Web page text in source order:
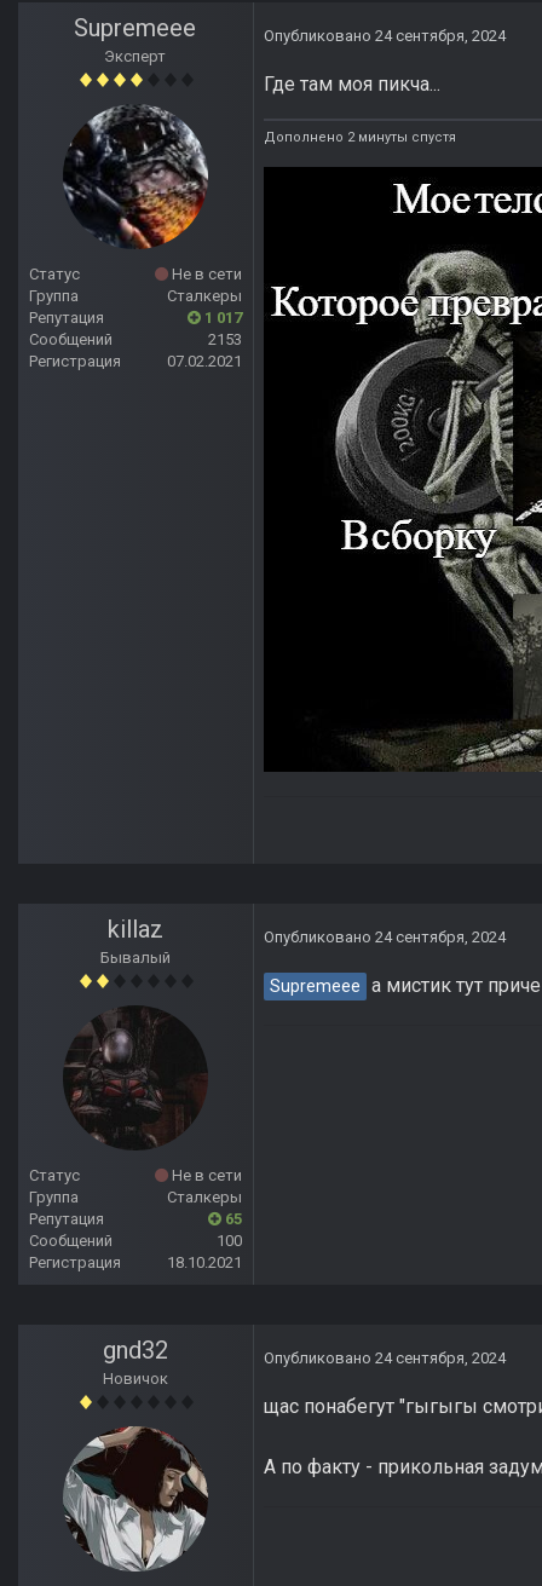
Supremeee
Эксперт
Статус
Не в сети
Группа
Сталкеры
Репутация
1 017
Сообщений
2153
Регистрация
07.02.2021
Опубликовано 24 сентября, 2024
Где там моя пикча...
Дополнено 2 минуты спустя
killaz
Бывалый
Статус
Не в сети
Группа
Сталкеры
Репутация
65
Сообщений
100
Регистрация
18.10.2021
Опубликовано 24 сентября, 2024
Supremeee а мистик тут
gnd32
Новичок
Опубликовано 24 сентября, 2024
щас понабегут "гыгыгы
А по факту - прикольная